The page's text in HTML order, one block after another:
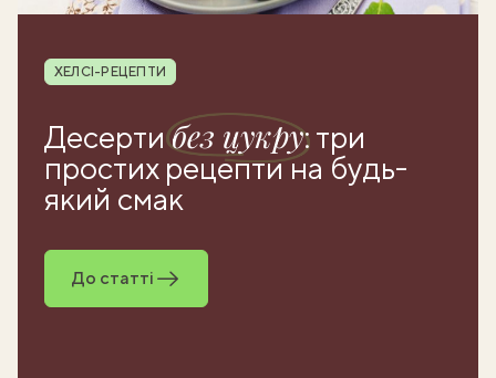
Рубрика
ХЕЛСІ-РЕЦЕПТИ
Десертибез цукру: три
простих рецепти на будь-
який смак
До статті